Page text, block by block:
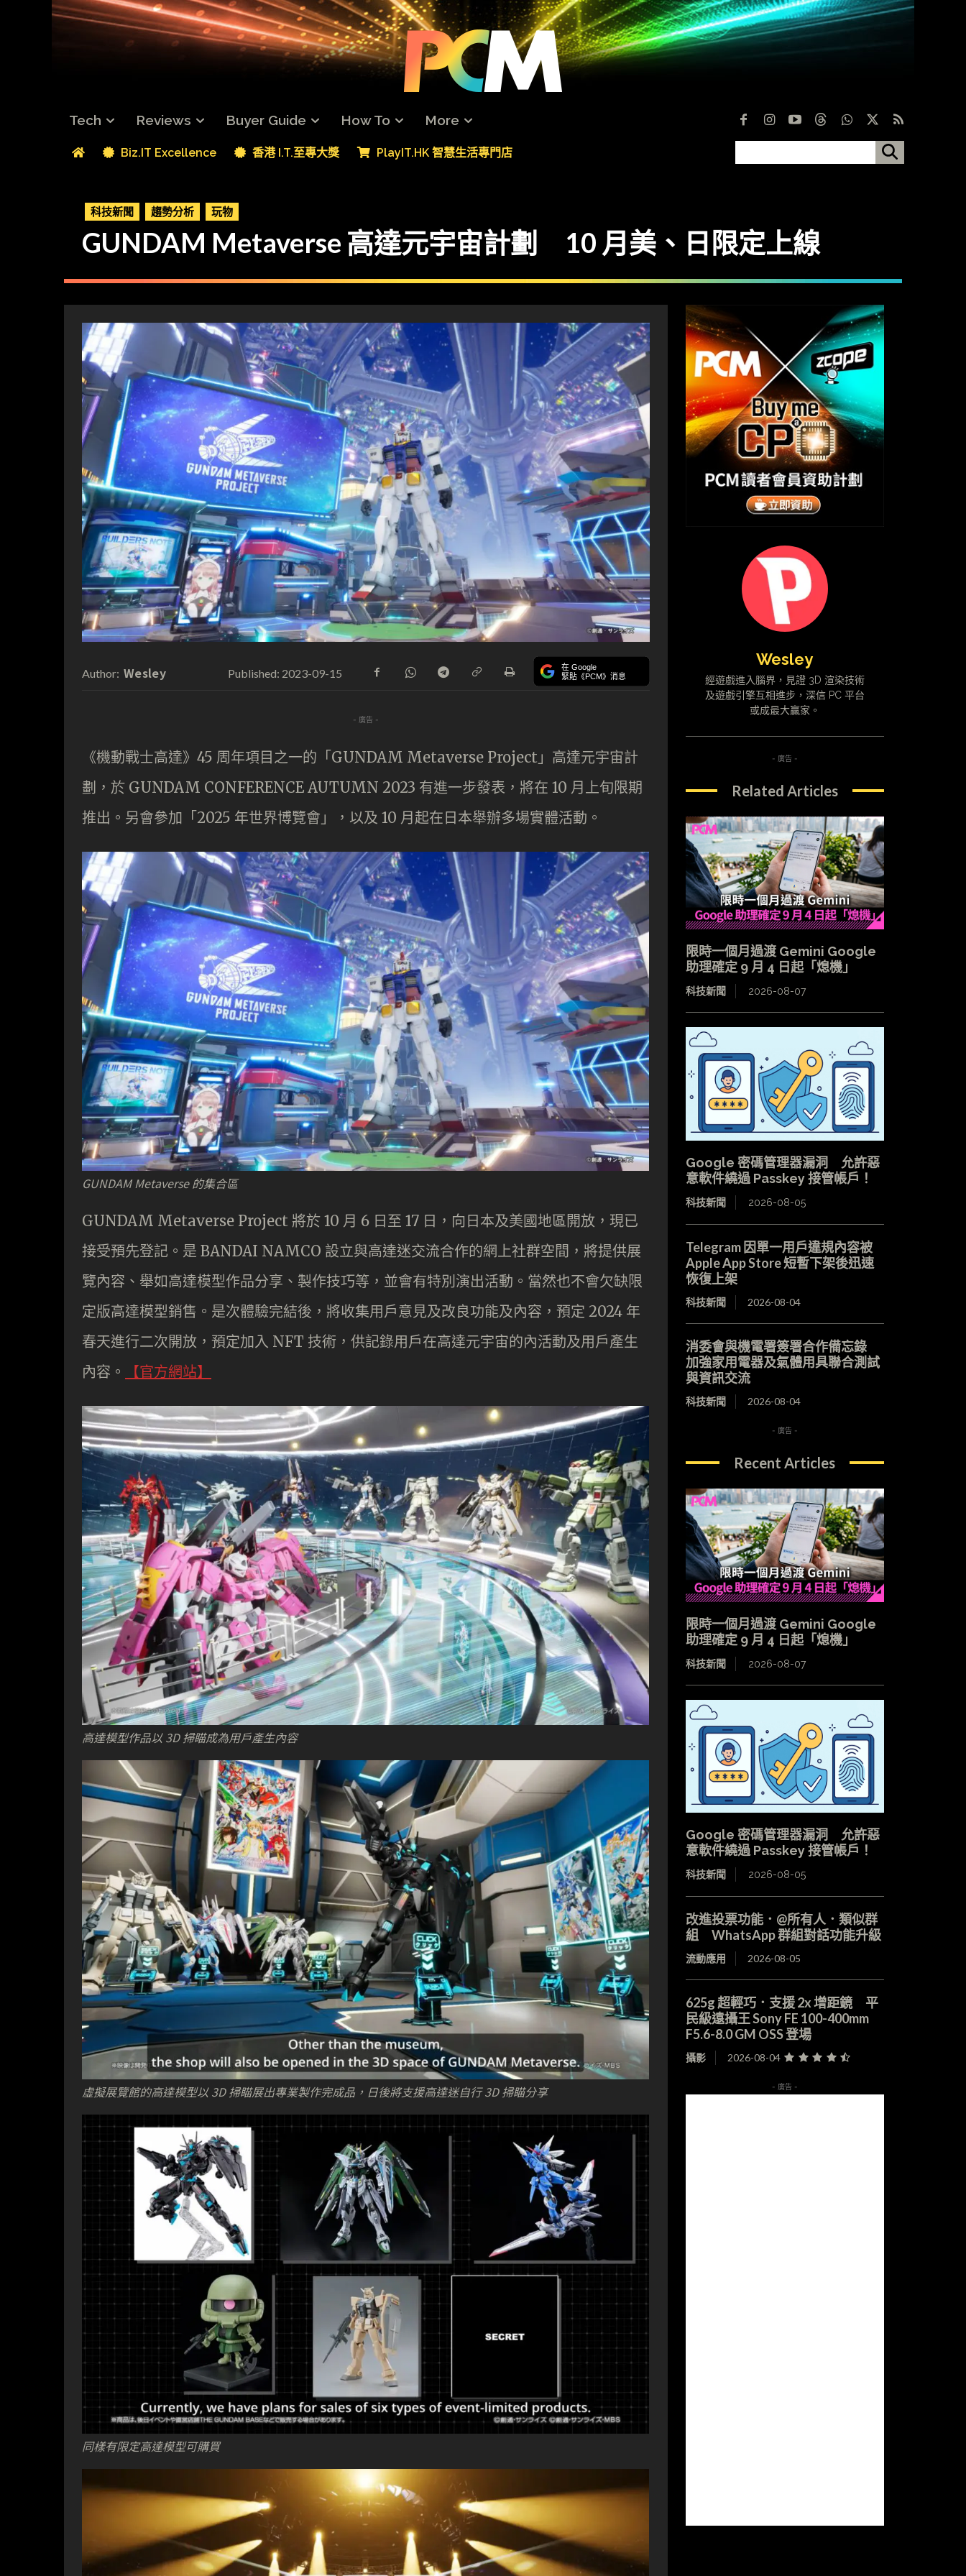
Tech Reviews Buyer Guide How To More
Biz.IT Excellence 香港 I.T.至專大獎 PlayIT.HK 智慧生活專門店
科技新聞 趨勢分析 玩物
GUNDAM Metaverse 高達元宇宙計劃 10 月美、日限定上線
Author: Wesley Published: 2023-09-15 在 Google
緊貼《PCM》消息
- 廣告 -
《機動戰士高達》45 周年項目之一的「GUNDAM Metaverse Project」高達元宇宙計
劃，於 GUNDAM CONFERENCE AUTUMN 2023 有進一步發表，將在 10 月上旬限期
推出。另會參加「2025 年世界博覽會」，以及 10 月起在日本舉辦多場實體活動。
GUNDAM Metaverse 的集合區
GUNDAM Metaverse Project 將於 10 月 6 日至 17 日，向日本及美國地區開放，現已
接受預先登記。是 BANDAI NAMCO 設立與高達迷交流合作的網上社群空間，將提供展
覽內容、舉如高達模型作品分享、製作技巧等，並會有特別演出活動。當然也不會欠缺限
定版高達模型銷售。是次體驗完結後，將收集用戶意見及改良功能及內容，預定 2024 年
春天進行二次開放，預定加入 NFT 技術，供記錄用戶在高達元宇宙的內活動及用戶產生
內容。
【官方網站】
高達模型作品以 3D 掃瞄成為用戶產生內容
虛擬展覽館的高達模型以 3D 掃瞄展出專業製作完成品，日後將支援高達迷自行 3D 掃瞄分享
同樣有限定高達模型可購買
Wesley
經遊戲進入腦界，見證 3D 渲染技術
及遊戲引擎互相進步，深信 PC 平台
或成最大贏家。
- 廣告 -
Related Articles
限時一個月過渡 Gemini Google
助理確定 9 月 4 日起「熄機」
科技新聞 2026-08-07
Google 密碼管理器漏洞 允許惡
意軟件繞過 Passkey 接管帳戶！
科技新聞 2026-08-05
Telegram 因單一用戶違規內容被
Apple App Store 短暫下架後迅速
恢復上架
科技新聞 2026-08-04
消委會與機電署簽署合作備忘錄
加強家用電器及氣體用具聯合測試
與資訊交流
科技新聞 2026-08-04
- 廣告 -
Recent Articles
限時一個月過渡 Gemini Google
助理確定 9 月 4 日起「熄機」
科技新聞 2026-08-07
Google 密碼管理器漏洞 允許惡
意軟件繞過 Passkey 接管帳戶！
科技新聞 2026-08-05
改進投票功能．@所有人．類似群
組 WhatsApp 群組對話功能升級
流動應用 2026-08-05
625g 超輕巧．支援 2x 增距鏡 平
民級遠攝王 Sony FE 100-400mm
F5.6-8.0 GM OSS 登場
攝影 2026-08-04
- 廣告 -